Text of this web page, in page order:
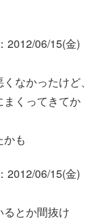
：2012/06/15(金)
なかったけど、
まくってきてか
も
：2012/06/15(金)
とか間抜け